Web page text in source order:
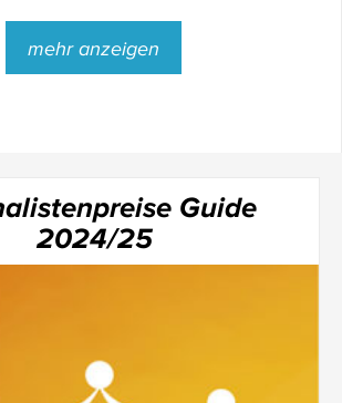
mehr anzeigen
Guide
2024/25